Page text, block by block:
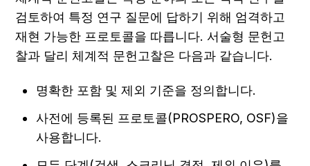
검토하여 특정 연구 질문에 답하기 위해 엄격하고
재현 가능한 프로토콜을 따릅니다. 서술형 문헌고
찰과 달리 체계적 문헌고찰은 다음과 같습니다.
명확한 포함 및 제외 기준을 정의합니다.
사전에 등록된 프로토콜(PROSPERO, OSF)을
사용합니다.